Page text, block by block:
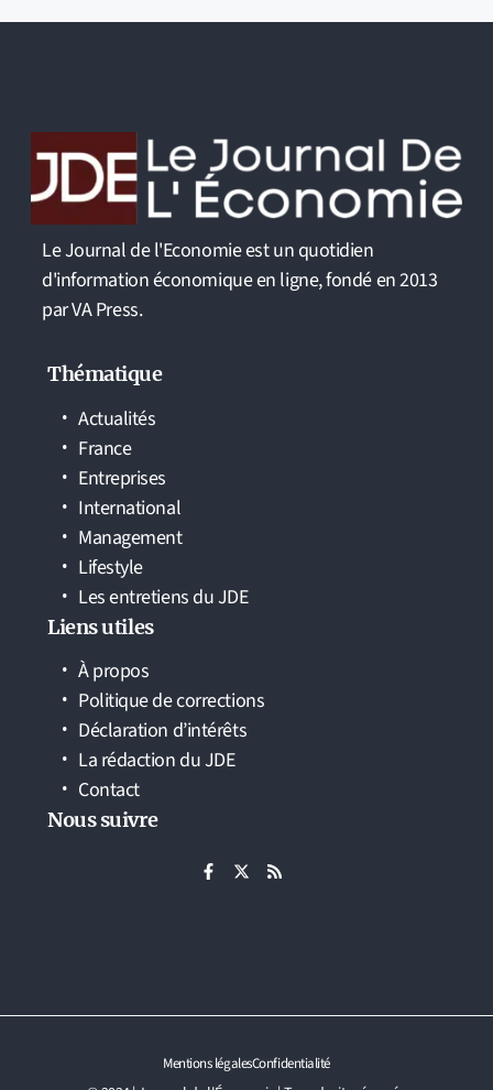
Le Journal de l'Economie est un quotidien
d'information économique en ligne, fondé en 2013
par VA Press.
Thématique
Actualités
France
Entreprises
International
Management
Lifestyle
Les entretiens du JDE
Liens utiles
À propos
Politique de corrections
Déclaration d’intérêts
La rédaction du JDE
Contact
Nous suivre
Mentions légalesConfidentialité